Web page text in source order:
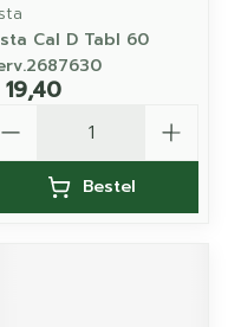
Cal D Tabl 60
Bestel